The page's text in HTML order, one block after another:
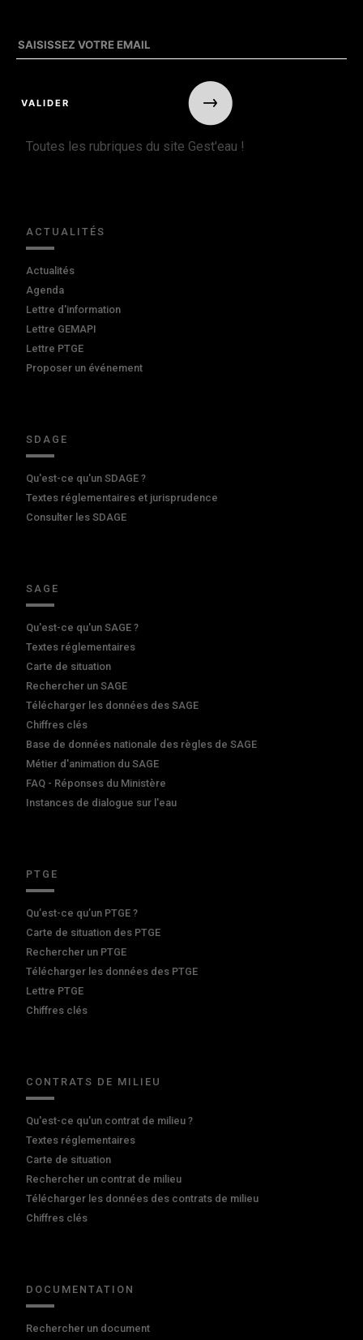
Toutes les rubriques du site Gest'eau !
ACTUALITÉS
Actualités
Agenda
Lettre d'information
Lettre GEMAPI
Lettre PTGE
Proposer un événement
SDAGE
Qu'est-ce qu'un SDAGE ?
Textes réglementaires et jurisprudence
Consulter les SDAGE
SAGE
Qu'est-ce qu'un SAGE ?
Textes réglementaires
Carte de situation
Rechercher un SAGE
Télécharger les données des SAGE
Chiffres clés
Base de données nationale des règles de SAGE
Métier d'animation du SAGE
FAQ - Réponses du Ministère
Instances de dialogue sur l'eau
PTGE
Qu’est-ce qu’un PTGE ?
Carte de situation des PTGE
Rechercher un PTGE
Télécharger les données des PTGE
Lettre PTGE
Chiffres clés
CONTRATS DE MILIEU
Qu'est-ce qu'un contrat de milieu ?
Textes réglementaires
Carte de situation
Rechercher un contrat de milieu
Télécharger les données des contrats de milieu
Chiffres clés
DOCUMENTATION
Rechercher un document